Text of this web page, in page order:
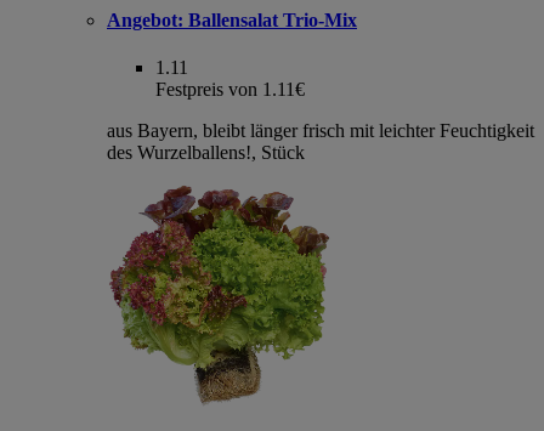
Angebot: Ballensalat Trio-Mix
1.11
Festpreis von 1.11€
aus Bayern, bleibt länger frisch mit leichter Feuchtigkeit
des Wurzelballens!, Stück